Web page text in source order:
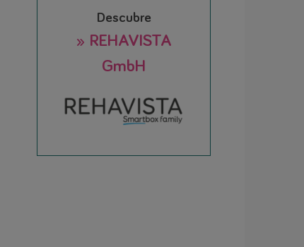
Descubre
» REHAVISTA
GmbH